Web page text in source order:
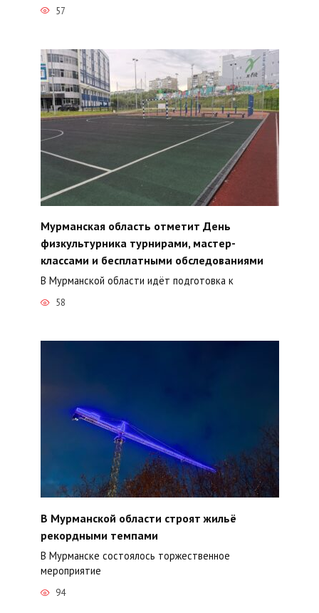
57
Мурманская область отметит День
физкультурника турнирами, мастер-
классами и бесплатными обследованиями
В Мурманской области идёт подготовка к
58
В Мурманской области строят жильё
рекордными темпами
В Мурманске состоялось торжественное
мероприятие
94